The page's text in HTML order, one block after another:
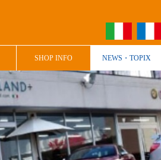
SHOP INFO NEWS・TOPIX